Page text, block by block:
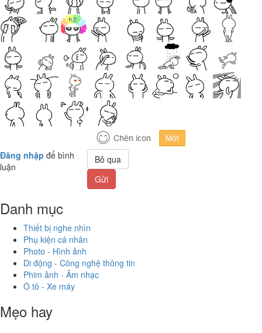
Đăng nhập để bình
luận
Bỏ qua
Gửi
Danh mục
Thiết bị nghe nhìn
Phụ kiện cá nhân
Photo - Hình ảnh
Di động - Công nghệ thông tin
Phim ảnh - Âm nhạc
Ô tô - Xe máy
Mẹo hay